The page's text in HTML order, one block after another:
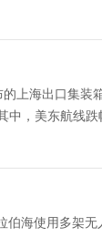
上海出口集装
中，美东航线
海使用多架无